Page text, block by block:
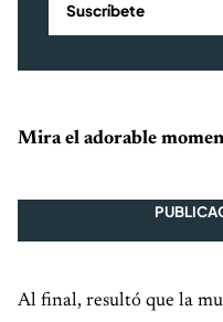
Suscríbete
Mira el adorable
Al final, resultó que la